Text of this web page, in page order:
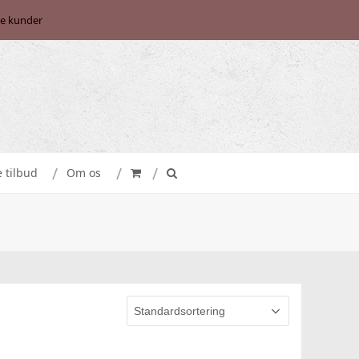
kunder
tilbud Om os